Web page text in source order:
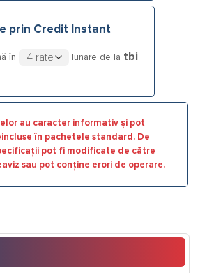
prin Credit Instant
în lunare de la tbi
au caracter informativ și pot
în pachetele standard. De
pot fi modificate de către
sau pot conține erori de operare.